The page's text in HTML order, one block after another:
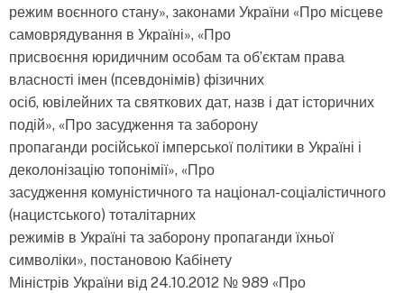
режим воєнного стану», законами України «Про місцеве
самоврядування в Україні», «Про
присвоєння юридичним особам та об’єктам права
власності імен (псевдонімів) фізичних
осіб, ювілейних та святкових дат, назв і дат історичних
подій», «Про засудження та заборону
пропаганди російської імперської політики в Україні і
деколонізацію топонімії», «Про
засудження комуністичного та націонал-соціалістичного
(нацистського) тоталітарних
режимів в Україні та заборону пропаганди їхньої
символіки», постановою Кабінету
Міністрів України від 24.10.2012 № 989 «Про